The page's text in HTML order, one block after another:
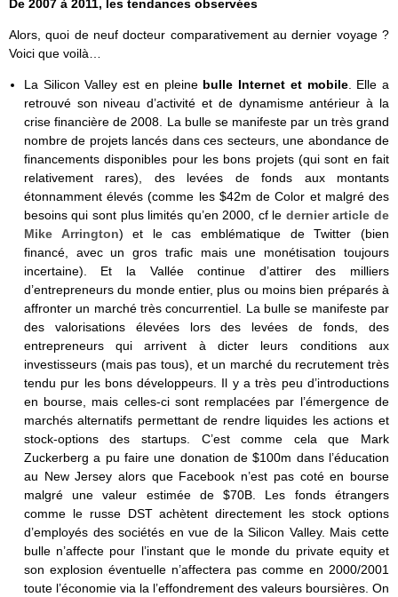
De 2007 à 2011, les tendances observées
Alors, quoi de neuf docteur comparativement au dernier voyage ?
Voici que voilà…
La Silicon Valley est en pleine bulle Internet et mobile. Elle a
retrouvé son niveau d’activité et de dynamisme antérieur à la
crise financière de 2008. La bulle se manifeste par un très grand
nombre de projets lancés dans ces secteurs, une abondance de
financements disponibles pour les bons projets (qui sont en fait
relativement rares), des levées de fonds aux montants
étonnamment élevés (comme les $42m de Color et malgré des
besoins qui sont plus limités qu’en 2000, cf le dernier article de
Mike Arrington) et le cas emblématique de Twitter (bien
financé, avec un gros trafic mais une monétisation toujours
incertaine). Et la Vallée continue d’attirer des milliers
d’entrepreneurs du monde entier, plus ou moins bien préparés à
affronter un marché très concurrentiel. La bulle se manifeste par
des valorisations élevées lors des levées de fonds, des
entrepreneurs qui arrivent à dicter leurs conditions aux
investisseurs (mais pas tous), et un marché du recrutement très
tendu pur les bons développeurs. Il y a très peu d’introductions
en bourse, mais celles-ci sont remplacées par l’émergence de
marchés alternatifs permettant de rendre liquides les actions et
stock-options des startups. C’est comme cela que Mark
Zuckerberg a pu faire une donation de $100m dans l’éducation
au New Jersey alors que Facebook n’est pas coté en bourse
malgré une valeur estimée de $70B. Les fonds étrangers
comme le russe DST achètent directement les stock options
d’employés des sociétés en vue de la Silicon Valley. Mais cette
bulle n’affecte pour l’instant que le monde du private equity et
son explosion éventuelle n’affectera pas comme en 2000/2001
toute l’économie via la l’effondrement des valeurs boursières. On